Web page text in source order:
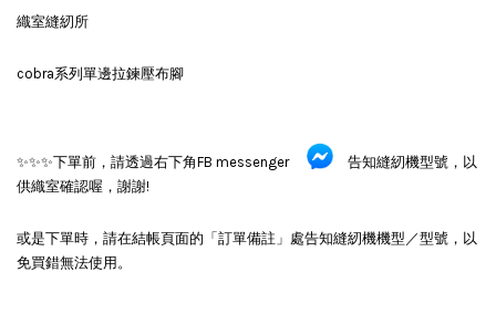
織室縫紉所
cobra系列單邊拉鍊壓布腳
✨✨✨下單前，請透過右下角FB messenger
告知縫紉機型號，以
供織室確認喔，謝謝!
或是下單時，請在結帳頁面的「訂單備註」處告知縫紉機機型／型號，以
免買錯無法使用。